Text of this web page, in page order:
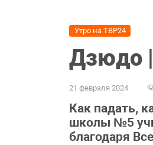
Утро на ТВР24
Дзюдо
21 февраля 2024
Как падать,
школы №5
благодаря